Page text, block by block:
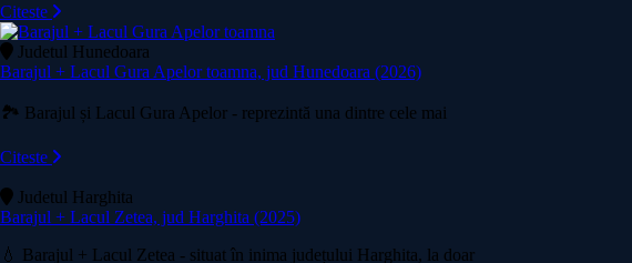
Citeste
Judetul Hunedoara
Barajul + Lacul Gura Apelor toamna, jud Hunedoara (2026)
🏞️ Barajul și Lacul Gura Apelor - reprezintă una dintre cele mai
Citeste
Judetul Harghita
Barajul + Lacul Zetea, jud Harghita (2025)
💧 Barajul + Lacul Zetea - situat în inima județului Harghita, la doar